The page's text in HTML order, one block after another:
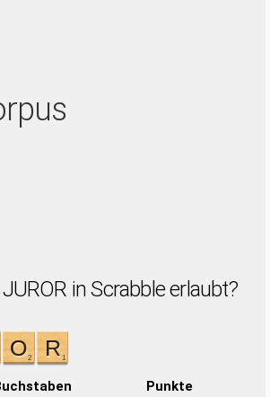
in Scrabble erlaubt?
Punkte